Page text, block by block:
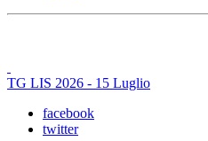
TG LIS 2026 - 15 Luglio
facebook
twitter